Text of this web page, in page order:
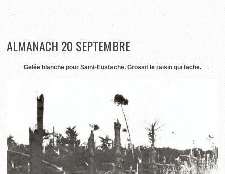
ALMANACH 20 SEPTEMBRE
Gelée blanche pour Saint-Eustache, Grossit le raisin qui tache.